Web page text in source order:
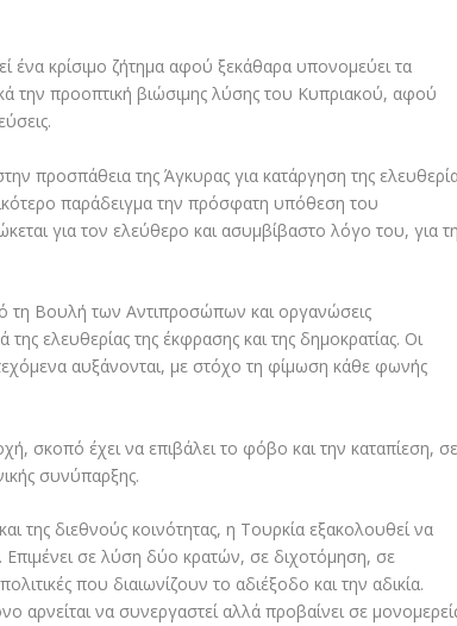
ένα κρίσιμο ζήτημα αφού ξεκάθαρα υπονομεύει τα
την προοπτική βιώσιμης λύσης του Κυπριακού, αφού
προσπάθεια της Άγκυρας για κατάργηση της
παράδειγμα την πρόσφατη υπόθεση του
για τον ελεύθερο και ασυμβίβαστο λόγο του, για τη
τη Βουλή των Αντιπροσώπων και οργανώσεις
ελευθερίας της έκφρασης και της δημοκρατίας. Οι
αυξάνονται, με στόχο τη φίμωση κάθε φωνής
σκοπό έχει να επιβάλει το φόβο και την καταπίεση, σε
συνύπαρξης.
της διεθνούς κοινότητας, η Τουρκία εξακολουθεί να
σε λύση δύο κρατών, σε διχοτόμηση, σε
που διαιωνίζουν το αδιέξοδο και την αδικία.
αρνείται να συνεργαστεί αλλά προβαίνει σε